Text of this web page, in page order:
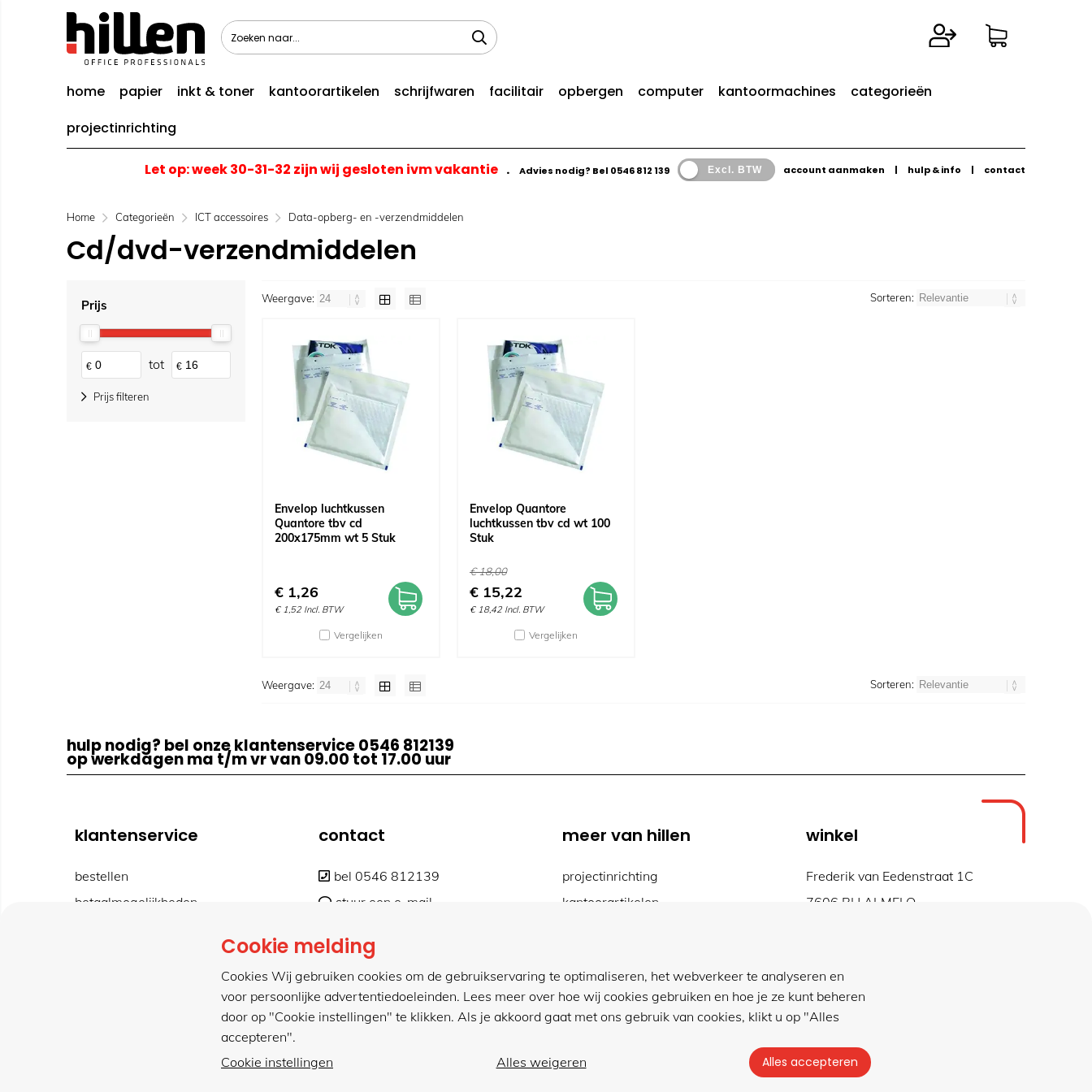
home papier inkt & toner kantoorartikelen schrijfwaren facilitair opbergen computer kantoormachines
categorieën
projectinrichting
Let op: week 30-31-32 zijn wij gesloten ivm vakantie . Advies nodig? Bel 0546 812 139 Excl. BTW account aanmaken | hulp & info | contact
Home Categorieën ICT accessoires Data-opberg- en -verzendmiddelen
Cd/dvd-verzendmiddelen
Prijs
€ tot €
Prijs filteren
Weergave: Sorteren:
Envelop luchtkussen
Quantore tbv cd
200x175mm wt 5 Stuk
€ 1,26
€ 1,52 Incl. BTW
Vergelijken
Envelop Quantore
luchtkussen tbv cd wt 100
Stuk
€18,00
€ 15,22
€ 18,42 Incl. BTW
Vergelijken
Weergave: Sorteren:
hulp nodig? bel onze klantenservice 0546 812139
op werkdagen ma t/m vr van 09.00 tot 17.00 uur
klantenservice
bestellen
betaalmogelijkheden
contact
bel 0546 812139
stuur een e-mail
www.hillenkantoor.nl
meer van hillen
projectinrichting
kantoorartikelen
winkel
Frederik van Eedenstraat 1C
7606 BH ALMELO
Cookie melding
Cookies Wij gebruiken cookies om de gebruikservaring te optimaliseren, het webverkeer te analyseren en
voor persoonlijke advertentiedoeleinden. Lees meer over hoe wij cookies gebruiken en hoe je ze kunt beheren
door op "Cookie instellingen" te klikken. Als je akkoord gaat met ons gebruik van cookies, klikt u op "Alles
accepteren".
Cookie instellingen
Alles weigeren Alles accepteren